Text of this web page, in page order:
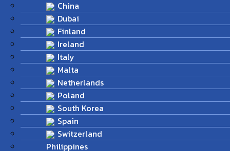
China
Dubai
Finland
Ireland
Italy
Malta
Netherlands
Poland
South Korea
Spain
Switzerland
Philippines